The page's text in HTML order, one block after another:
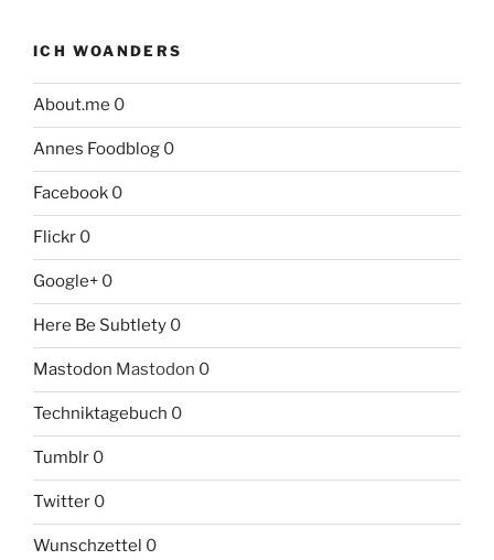
ICH WOANDERS
About.me 0
Annes Foodblog 0
Facebook 0
Flickr 0
Google+ 0
Here Be Subtlety 0
Mastodon Mastodon 0
Techniktagebuch 0
Tumblr 0
Twitter 0
Wunschzettel 0